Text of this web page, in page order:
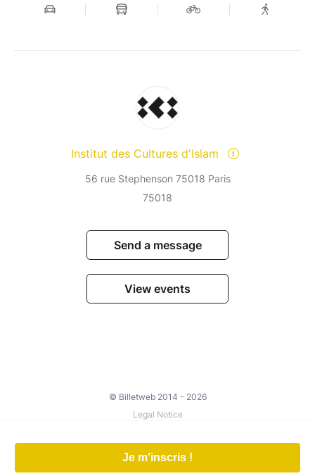
Institut des Cultures d'Islam
56 rue Stephenson 75018 Paris
75018
Send a message
View events
© Billetweb 2014 - 2026
Legal Notice
Je m'inscris !